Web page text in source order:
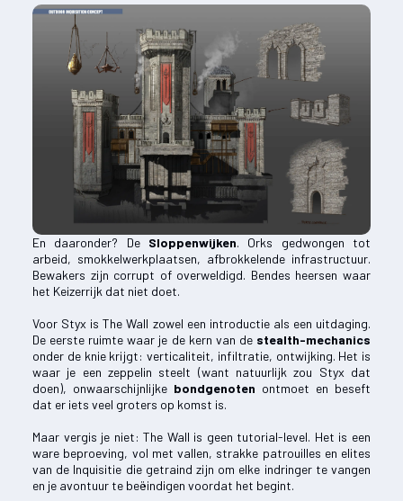
En daaronder? De Sloppenwijken. Orks gedwongen tot
arbeid, smokkelwerkplaatsen, afbrokkelende infrastructuur.
Bewakers zijn corrupt of overweldigd. Bendes heersen waar
het Keizerrijk dat niet doet.
Voor Styx is The Wall zowel een introductie als een uitdaging.
De eerste ruimte waar je de kern van de stealth-mechanics
onder de knie krijgt: verticaliteit, infiltratie, ontwijking. Het is
waar je een zeppelin steelt (want natuurlijk zou Styx dat
doen), onwaarschijnlijke bondgenoten ontmoet en beseft
dat er iets veel groters op komst is.
Maar vergis je niet: The Wall is geen tutorial-level. Het is een
ware beproeving, vol met vallen, strakke patrouilles en elites
van de Inquisitie die getraind zijn om elke indringer te vangen
en je avontuur te beëindigen voordat het begint.